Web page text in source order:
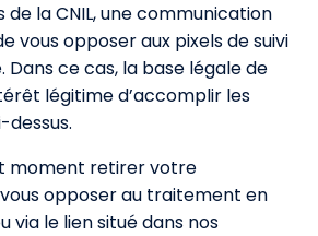
la CNIL, une communication
vous opposer aux pixels de suivi
Dans ce cas, la base légale de
légitime d’accomplir les
moment retirer votre
opposer au traitement en
via le lien situé dans nos